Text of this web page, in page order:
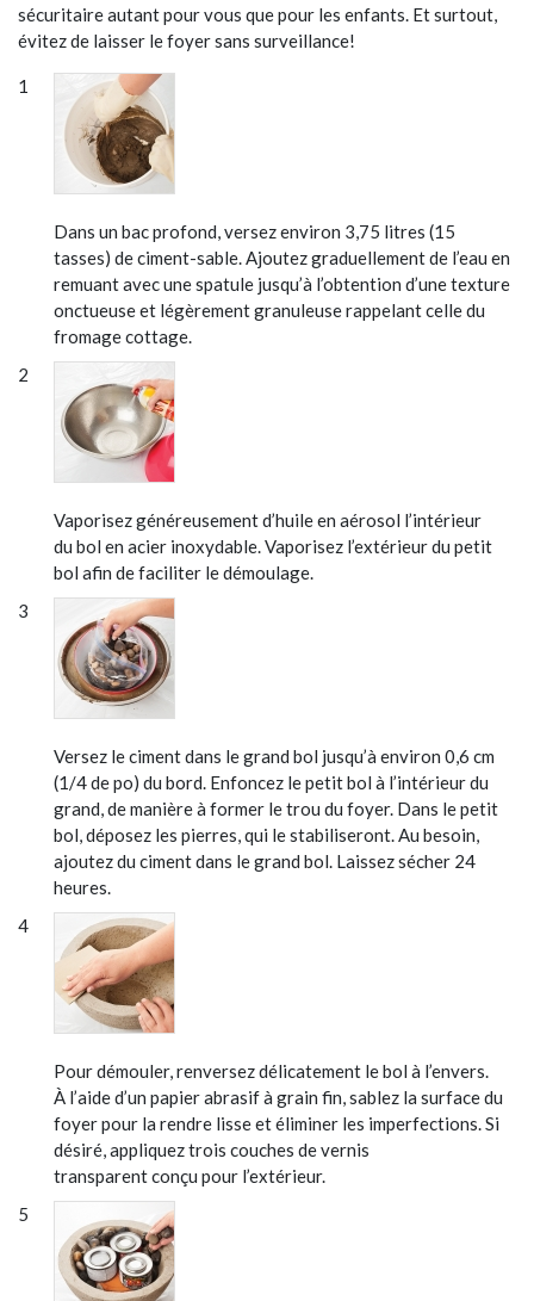
sécuritaire autant pour vous que pour les enfants. Et surtout,
évitez de laisser le foyer sans surveillance!
Dans un bac profond, versez environ 3,75 litres (15
tasses) de ciment-sable. Ajoutez graduellement de l’eau en
remuant avec une spatule jusqu’à l’obtention d’une texture
onctueuse et légèrement granuleuse rappelant celle du
fromage cottage.
Vaporisez généreusement d’huile en aérosol l’intérieur
du bol en acier inoxydable. Vaporisez l’extérieur du petit
bol afin de faciliter le démoulage.
Versez le ciment dans le grand bol jusqu’à environ 0,6 cm
(1/4 de po) du bord. Enfoncez le petit bol à l’intérieur du
grand, de manière à former le trou du foyer. Dans le petit
bol, déposez les pierres, qui le stabiliseront. Au besoin,
ajoutez du ciment dans le grand bol. Laissez sécher 24
heures.
Pour démouler, renversez délicatement le bol à l’envers.
À l’aide d’un papier abrasif à grain fin, sablez la surface du
foyer pour la rendre lisse et éliminer les imperfections. Si
désiré, appliquez trois couches de vernis
transparent conçu pour l’extérieur.